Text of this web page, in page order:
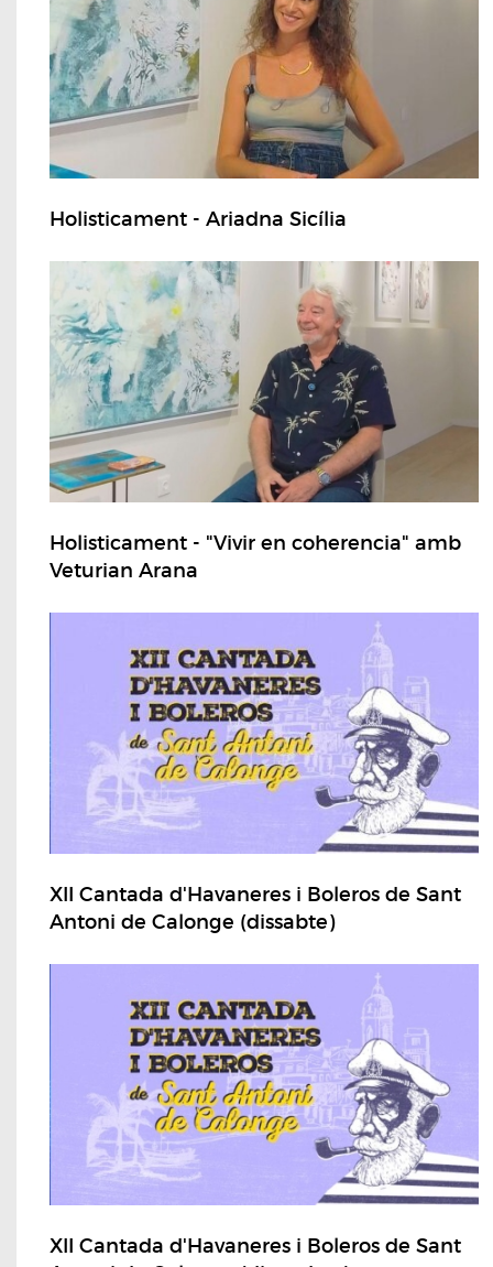
Holisticament - Ariadna Sicília
Holisticament - "Vivir en coherencia" amb
Veturian Arana
XII Cantada d'Havaneres i Boleros de Sant
Antoni de Calonge (dissabte)
XII Cantada d'Havaneres i Boleros de Sant